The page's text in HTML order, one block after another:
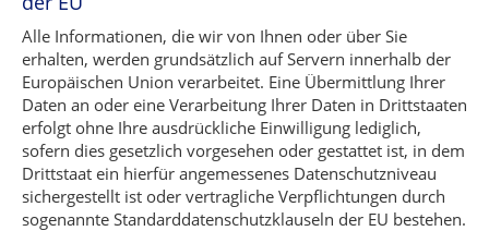
Alle Informationen, die wir von Ihnen oder über Sie
erhalten, werden grundsätzlich auf Servern innerhalb der
Europäischen Union verarbeitet. Eine Übermittlung Ihrer
Daten an oder eine Verarbeitung Ihrer Daten in Drittstaaten
erfolgt ohne Ihre ausdrückliche Einwilligung lediglich,
sofern dies gesetzlich vorgesehen oder gestattet ist, in dem
Drittstaat ein hierfür angemessenes Datenschutzniveau
sichergestellt ist oder vertragliche Verpflichtungen durch
sogenannte Standarddatenschutzklauseln der EU bestehen.